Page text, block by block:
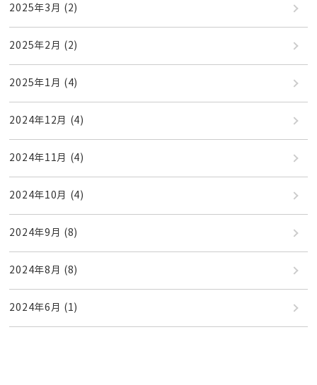
2025年3月 (2)
2025年2月 (2)
2025年1月 (4)
2024年12月 (4)
2024年11月 (4)
2024年10月 (4)
2024年9月 (8)
2024年8月 (8)
2024年6月 (1)